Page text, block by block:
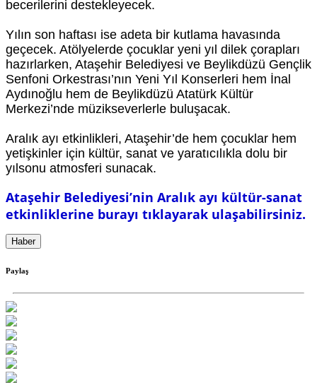
becerilerini destekleyecek.
Yılın son haftası ise adeta bir kutlama havasında
geçecek. Atölyelerde çocuklar yeni yıl dilek çorapları
hazırlarken, Ataşehir Belediyesi ve Beylikdüzü Gençlik
Senfoni Orkestrası’nın Yeni Yıl Konserleri hem İnal
Aydınoğlu hem de Beylikdüzü Atatürk Kültür
Merkezi’nde müzikseverlerle buluşacak.
Aralık ayı etkinlikleri, Ataşehir’de hem çocuklar hem
yetişkinler için kültür, sanat ve yaratıcılıkla dolu bir
yılsonu atmosferi sunacak.
Ataşehir Belediyesi’nin Aralık ayı kültür-sanat
etkinliklerine burayı tıklayarak ulaşabilirsiniz.
Haber
Paylaş